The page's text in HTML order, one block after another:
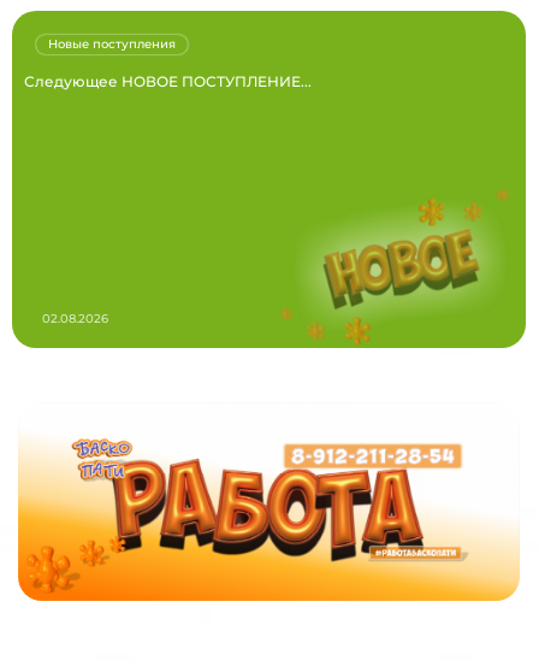
Следующее НОВОЕ ПОСТУПЛЕНИЕ...
Новые поступления
02.08.2026